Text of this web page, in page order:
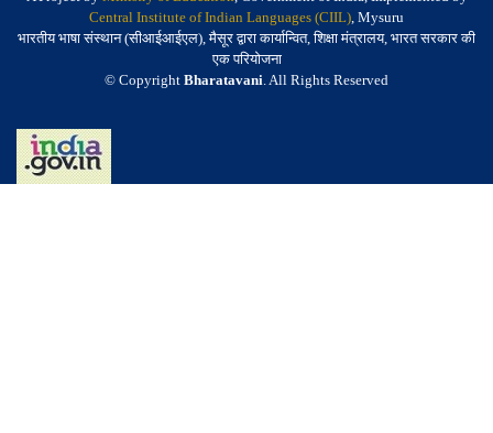
Central Institute of Indian Languages (CIIL), Mysuru
भारतीय भाषा संस्थान (सीआईआईएल), मैसूर द्वारा कार्यान्वित, शिक्षा मंत्रालय, भारत सरकार की
एक परियोजना
© Copyright Bharatavani. All Rights Reserved